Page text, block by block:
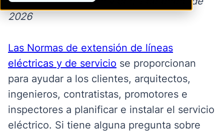
2026
Las Normas de extensión de líneas
eléctricas y de servicio se proporcionan
para ayudar a los clientes, arquitectos,
ingenieros, contratistas, promotores e
inspectores a planificar e instalar el servicio
eléctrico. Si tiene alguna pregunta sobre